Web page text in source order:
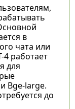
в
чата или
4 работает
для
Bge-large.
до